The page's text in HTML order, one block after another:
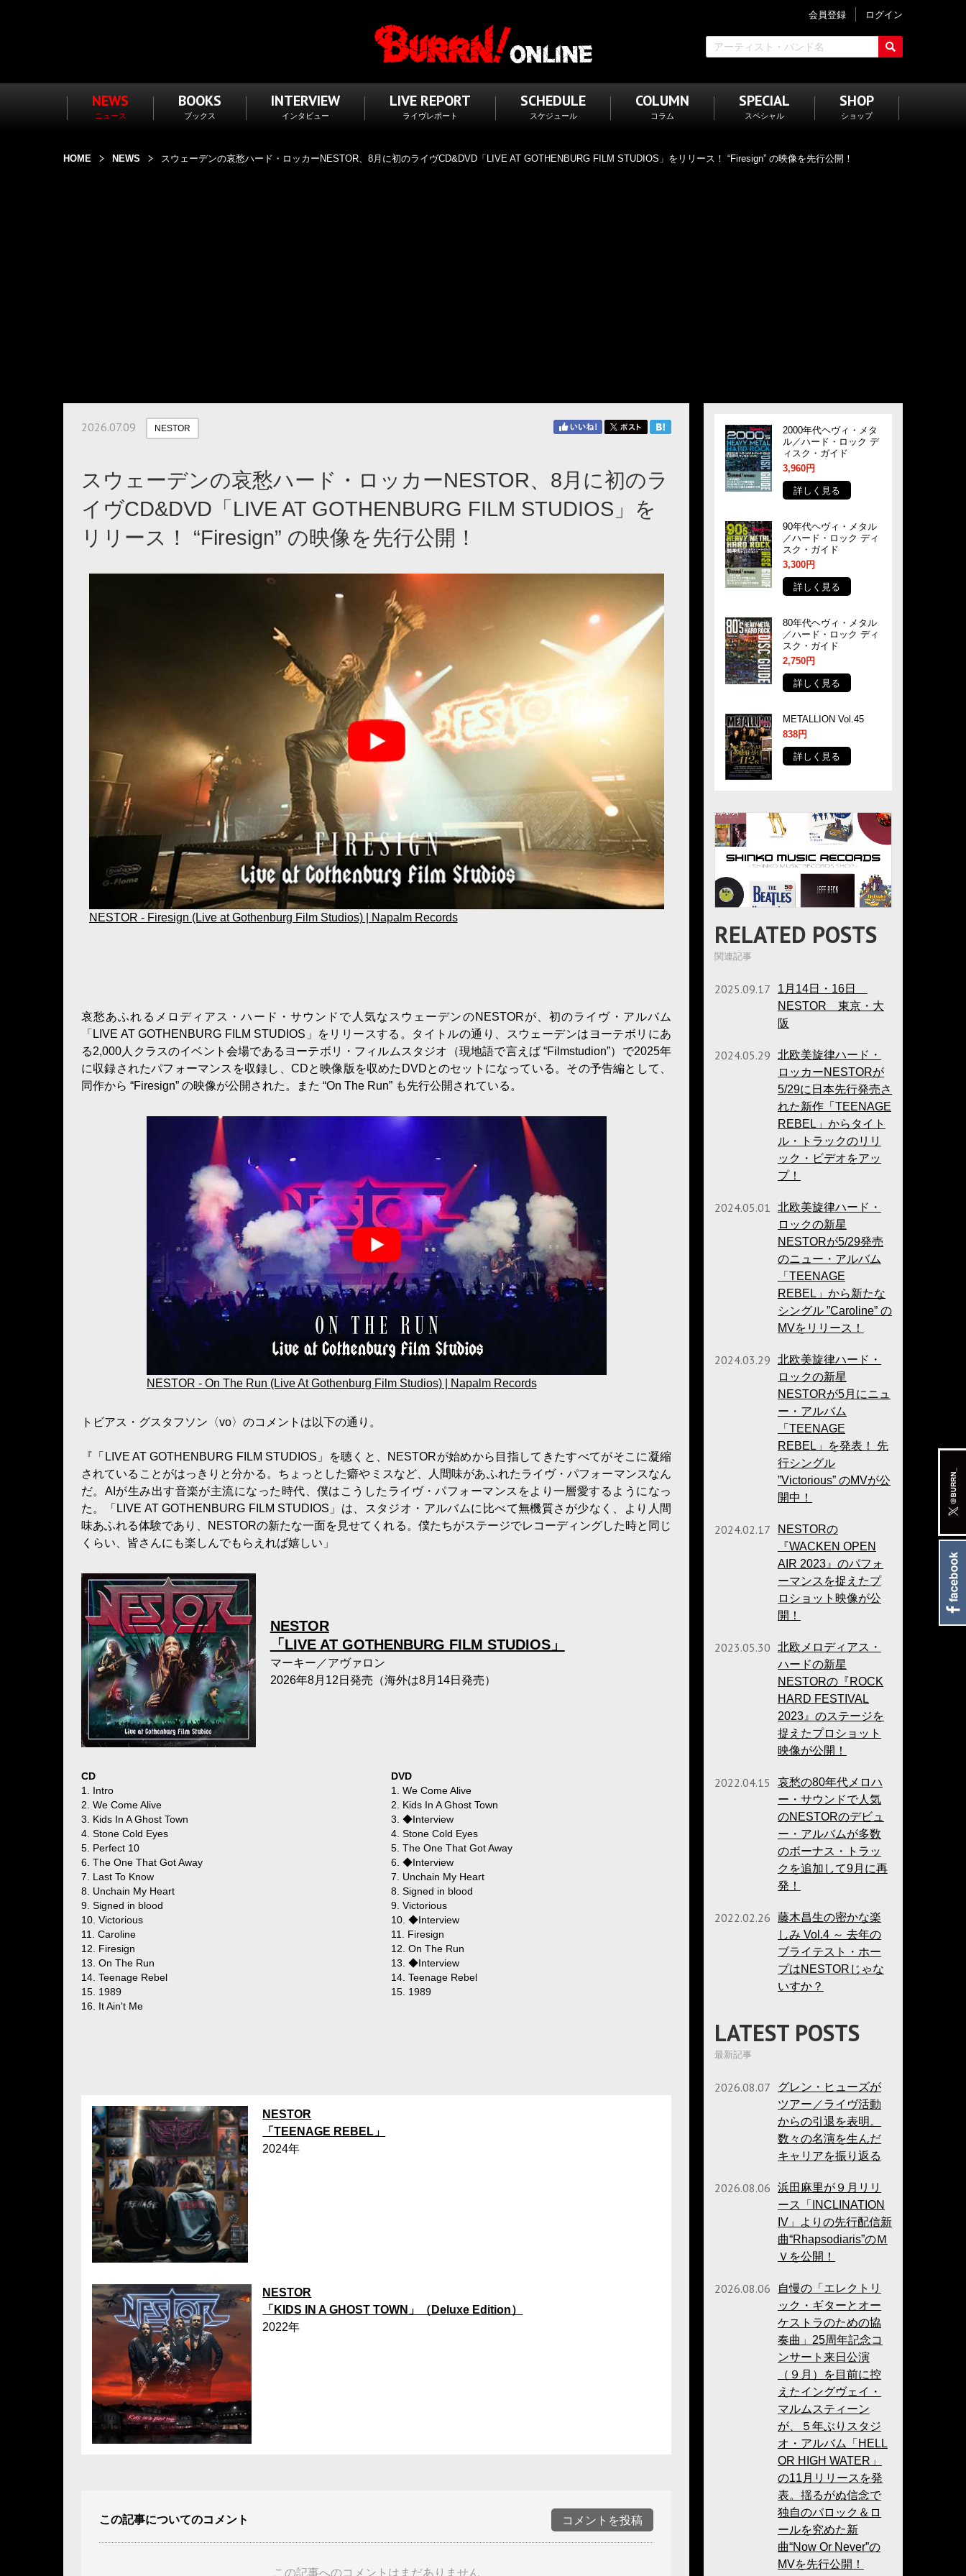
会員登録 ログイン
NEWS
ニュース
BOOKS
ブックス
INTERVIEW
インタビュー
LIVE REPORT
ライヴレポート
SCHEDULE
スケジュール
COLUMN
コラム
SPECIAL
スペシャル
SHOP
ショップ
HOME NEWS スウェーデンの哀愁ハード・ロッカーNESTOR、8月に初のライヴCD&DVD「LIVE AT GOTHENBURG FILM STUDIOS」をリリース！ “Firesign” の映像を先行公開！
2026.07.09 NESTOR
スウェーデンの哀愁ハード・ロッカーNESTOR、8月に初のラ
イヴCD&DVD「LIVE AT GOTHENBURG FILM STUDIOS」を
リリース！ “Firesign” の映像を先行公開！
NESTOR - Firesign (Live at Gothenburg Film Studios) | Napalm Records
哀愁あふれるメロディアス・ハード・サウンドで人気なスウェーデンのNESTORが、初のライヴ・アルバム
「LIVE AT GOTHENBURG FILM STUDIOS」をリリースする。タイトルの通り、スウェーデンはヨーテボリにあ
る2,000人クラスのイベント会場であるヨーテボリ・フィルムスタジオ（現地語で言えば “Filmstudion”）で2025年
に収録されたパフォーマンスを収録し、CDと映像版を収めたDVDとのセットになっている。その予告編として、
同作から “Firesign” の映像が公開された。また “On The Run” も先行公開されている。
NESTOR - On The Run (Live At Gothenburg Film Studios) | Napalm Records
トビアス・グスタフソン〈vo〉のコメントは以下の通り。
『「LIVE AT GOTHENBURG FILM STUDIOS」を聴くと、NESTORが始めから目指してきたすべてがそこに凝縮
されていることがはっきりと分かる。ちょっとした癖やミスなど、人間味があふれたライヴ・パフォーマンスなん
だ。AIが生み出す音楽が主流になった時代、僕はこうしたライヴ・パフォーマンスをより一層愛するようになっ
た。「LIVE AT GOTHENBURG FILM STUDIOS」は、スタジオ・アルバムに比べて無機質さが少なく、より人間
味あふれる体験であり、NESTORの新たな一面を見せてくれる。僕たちがステージでレコーディングした時と同じ
くらい、皆さんにも楽しんでもらえれば嬉しい」
NESTOR
「LIVE AT GOTHENBURG FILM STUDIOS」
マーキー／アヴァロン
2026年8月12日発売（海外は8月14日発売）
CD
1. Intro
2. We Come Alive
3. Kids In A Ghost Town
4. Stone Cold Eyes
5. Perfect 10
6. The One That Got Away
7. Last To Know
8. Unchain My Heart
9. Signed in blood
10. Victorious
11. Caroline
12. Firesign
13. On The Run
14. Teenage Rebel
15. 1989
16. It Ain't Me
DVD
1. We Come Alive
2. Kids In A Ghost Town
3. ◆Interview
4. Stone Cold Eyes
5. The One That Got Away
6. ◆Interview
7. Unchain My Heart
8. Signed in blood
9. Victorious
10. ◆Interview
11. Firesign
12. On The Run
13. ◆Interview
14. Teenage Rebel
15. 1989
NESTOR
「TEENAGE REBEL」
2024年
NESTOR
「KIDS IN A GHOST TOWN」（Deluxe Edition）
2022年
この記事についてのコメント コメントを投稿
この記事へのコメントはまだありません
2000年代ヘヴィ・メタ
ル／ハード・ロック デ
ィスク・ガイド
3,960円
詳しく見る
90年代ヘヴィ・メタル
／ハード・ロック ディ
スク・ガイド
3,300円
詳しく見る
80年代ヘヴィ・メタル
／ハード・ロック ディ
スク・ガイド
2,750円
詳しく見る
METALLION Vol.45
838円
詳しく見る
RELATED POSTS
関連記事
2025.09.17
1月14日・16日
NESTOR 東京・大
阪
2024.05.29
北欧美旋律ハード・
ロッカーNESTORが
5/29に日本先行発売さ
れた新作「TEENAGE
REBEL」からタイト
ル・トラックのリリ
ック・ビデオをアッ
プ！
2024.05.01
北欧美旋律ハード・
ロックの新星
NESTORが5/29発売
のニュー・アルバム
「TEENAGE
REBEL」から新たな
シングル ”Caroline” の
MVをリリース！
2024.03.29
北欧美旋律ハード・
ロックの新星
NESTORが5月にニュ
ー・アルバム
「TEENAGE
REBEL」を発表！ 先
行シングル
”Victorious” のMVが公
開中！
2024.02.17
NESTORの
『WACKEN OPEN
AIR 2023』のパフォ
ーマンスを捉えたプ
ロショット映像が公
開！
2023.05.30
北欧メロディアス・
ハードの新星
NESTORの『ROCK
HARD FESTIVAL
2023』のステージを
捉えたプロショット
映像が公開！
2022.04.15
哀愁の80年代メロハ
ー・サウンドで人気
のNESTORのデビュ
ー・アルバムが多数
のボーナス・トラッ
クを追加して9月に再
発！
2022.02.26
藤木昌生の密かな楽
しみ Vol.4 ～ 去年の
ブライテスト・ホー
プはNESTORじゃな
いすか？
LATEST POSTS
最新記事
2026.08.07
グレン・ヒューズが
ツアー／ライヴ活動
からの引退を表明。
数々の名演を生んだ
キャリアを振り返る
2026.08.06
浜田麻里が９月リリ
ース「INCLINATION
IV」よりの先行配信新
曲“Rhapsodiaris”のＭ
Ｖを公開！
2026.08.06
自慢の「エレクトリ
ック・ギターとオー
ケストラのための協
奏曲」25周年記念コ
ンサート来日公演
（９月）を目前に控
えたイングヴェイ・
マルムスティーン
が、５年ぶりスタジ
オ・アルバム「HELL
OR HIGH WATER」
の11月リリースを発
表。揺るがぬ信念で
独自のバロック＆ロ
ールを究めた新
曲“Now Or Never”の
MVを先行公開！